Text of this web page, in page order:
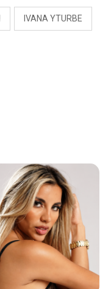
IVANA YTURBE